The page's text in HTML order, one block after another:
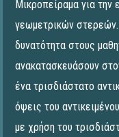
Μικροπείραμα για την
γεωμετρικών στερεών.
δυνατότητα στους
ανακατασκευάσουν
ένα τρισδιάστατο
όψεις του
με χρήση του